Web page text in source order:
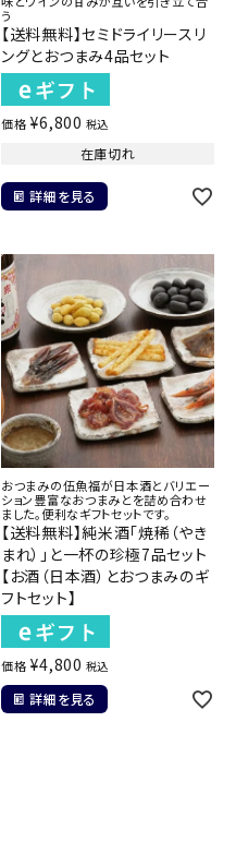
う
【送料無料】セミドライリースリ
ングとおつまみ4品セット
価格 ¥6,800 税込
在庫切れ
詳細を見る
おつまみの伍魚福が日本酒とバリエー
ション豊富なおつまみとを詰め合わせ
ました。便利なギフトセットです。
【送料無料】純米酒「焼稀（やき
まれ）」と一杯の珍極7品セット
【お酒（日本酒）とおつまみのギ
フトセット】
価格 ¥4,800 税込
詳細を見る